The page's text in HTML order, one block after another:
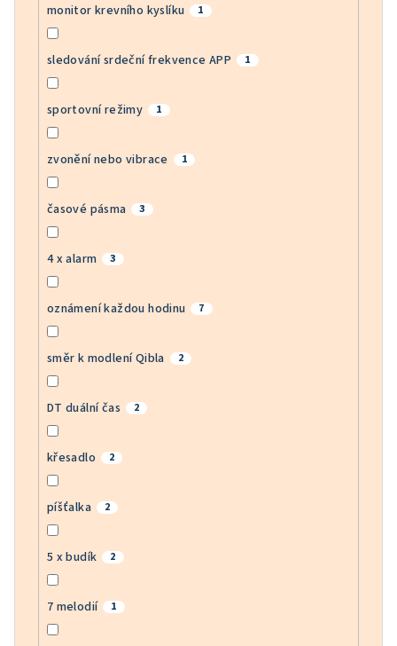
monitor krevního kyslíku 1
sledování srdeční frekvence APP 1
sportovní režimy 1
zvonění nebo vibrace 1
časové pásma 3
4 x alarm 3
oznámení každou hodinu 7
směr k modlení Qibla 2
DT duální čas 2
křesadlo 2
píšťalka 2
5 x budík 2
7 melodií 1